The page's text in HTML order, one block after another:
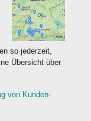
so jederzeit,
Übersicht über
von Kunden-